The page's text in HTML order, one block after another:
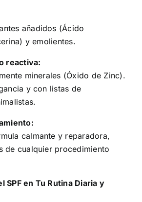
añadidos (Ácido
y emolientes.
reactiva:
minerales (Óxido de Zinc).
y con listas de
calmante y reparadora,
de cualquier procedimiento
SPF en Tu Rutina Diaria y